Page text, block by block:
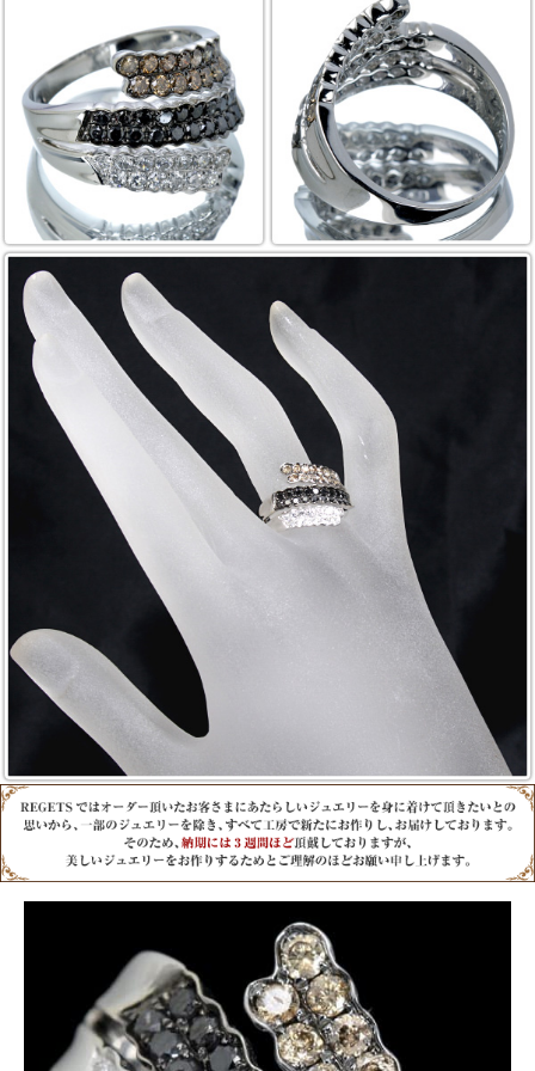
カートを見る
お買い物を続ける